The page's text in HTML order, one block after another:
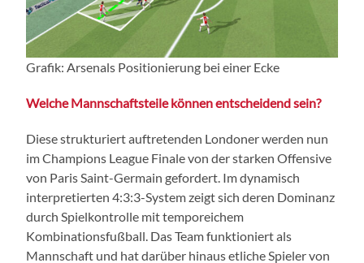
Grafik: Arsenals Positionierung bei einer Ecke
Welche Mannschaftsteile können entscheidend sein?
Diese strukturiert auftretenden Londoner werden nun
im Champions League Finale von der starken Offensive
von Paris Saint-Germain gefordert. Im dynamisch
interpretierten 4:3:3-System zeigt sich deren Dominanz
durch Spielkontrolle mit temporeichem
Kombinationsfußball. Das Team funktioniert als
Mannschaft und hat darüber hinaus etliche Spieler von